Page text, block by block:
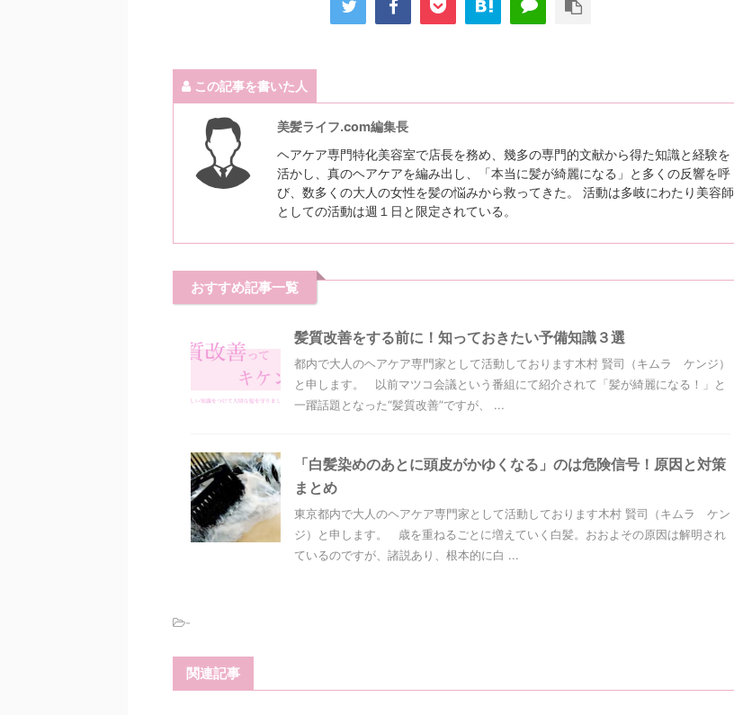
この記事を書いた人
美髪ライフ.com編集長
ヘアケア専門特化美容室で店長を務め、幾多の専門的文献から得た知識と経験を
活かし、真のヘアケアを編み出し、「本当に髪が綺麗になる」と多くの反響を呼
び、数多くの大人の女性を髪の悩みから救ってきた。 活動は多岐にわたり美容師
としての活動は週１日と限定されている。
おすすめ記事一覧
髪質改善をする前に！知っておきたい予備知識３選
都内で大人のヘアケア専門家として活動しております木村 賢司（キムラ ケンジ）
と申します。 以前マツコ会議という番組にて紹介されて「髪が綺麗になる！」と
一躍話題となった“髪質改善”ですが、 ...
「白髪染めのあとに頭皮がかゆくなる」のは危険信号！原因と対策
まとめ
東京都内で大人のヘアケア専門家として活動しております木村 賢司（キムラ ケン
ジ）と申します。 歳を重ねるごとに増えていく白髪。おおよその原因は解明され
ているのですが、諸説あり、根本的に白 ...
-
関連記事